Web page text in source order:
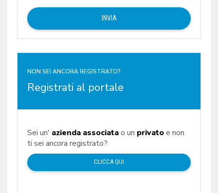
NON SEI ANCORA REGISTRATO?
Registrati al portale
Sei un' azienda associatao un privatoe non
ti sei ancora registrato?
CLICCA QUI